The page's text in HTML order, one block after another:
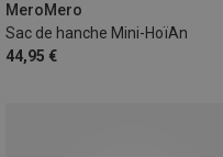
MeroMero
Sac de hanche Mini-HoïAn
44,95 €